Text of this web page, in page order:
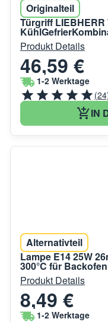
Originalteil
Türgriff
Produkt Details
46,59 €
1-2 Werktage
IN
Alternativteil
Lampe E14 25W
300°C für
Produkt Details
8,49 €
1-2 Werktage